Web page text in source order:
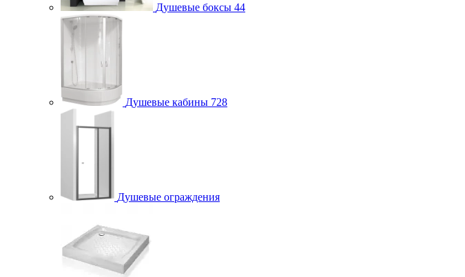
Душевые боксы 44
Душевые кабины 728
Душевые ограждения